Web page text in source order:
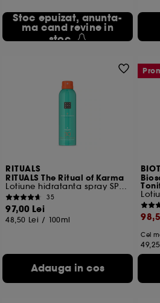
Stoc epuizat, anunta-
ma cand revine in
stoc
RITUALS
RITUALS The Ritual of Karma
Lotiune hidratanta spray SPF 30
35
97,00 Lei
48,50 Lei / 100ml
Adauga in cos
Cel